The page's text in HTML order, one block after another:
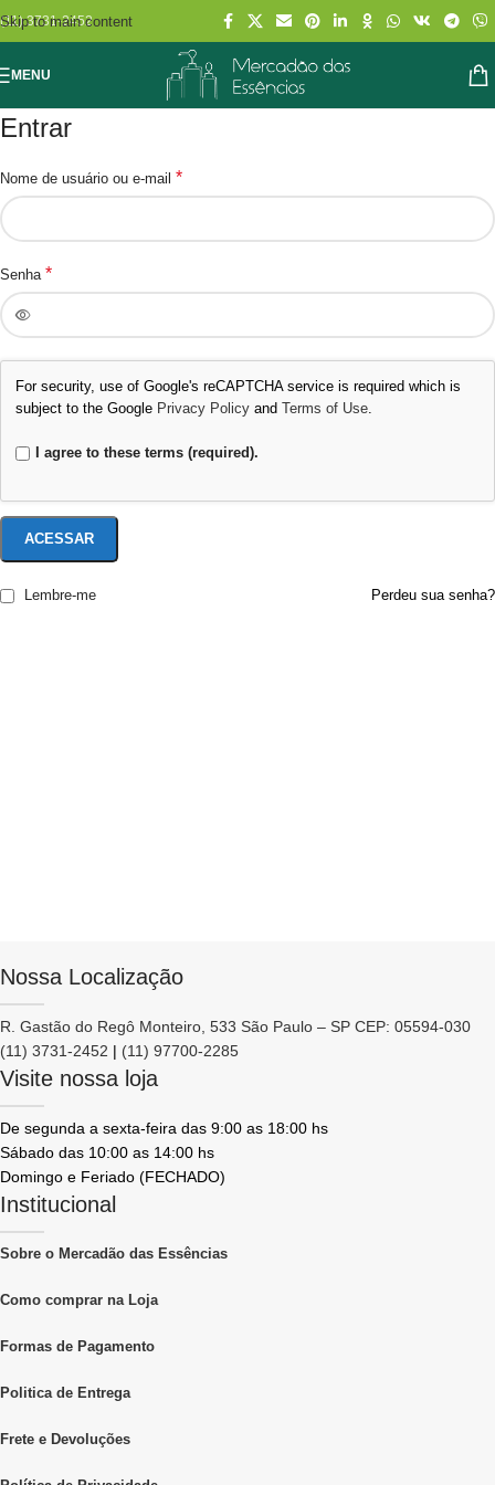
Skip to main content
(11) 3731-2452
MENU
Entrar
Nome de usuário ou e-mail *
Senha *
For security, use of Google's reCAPTCHA service is required which is
subject to the Google Privacy Policy and Terms of Use.
I agree to these terms (required).
ACESSAR
Perdeu sua senha?
Lembre-me
Nossa Localização
R. Gastão do Regô Monteiro, 533 São Paulo – SP CEP: 05594-030
(11) 3731-2452 | (11) 97700-2285
Visite nossa loja
De segunda a sexta-feira das 9:00 as 18:00 hs
Sábado das 10:00 as 14:00 hs
Domingo e Feriado (FECHADO)
Institucional
Sobre o Mercadão das Essências
Como comprar na Loja
Formas de Pagamento
Politica de Entrega
Frete e Devoluções